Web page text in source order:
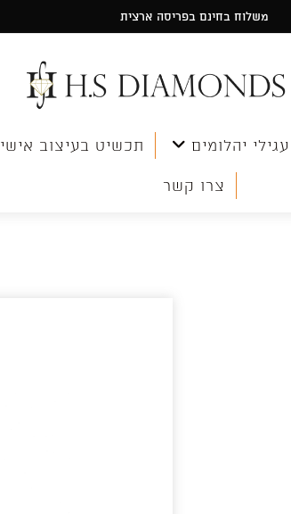
משלוח בחינם בפריסה ארצית
עגילי יהלומים תכשיט בעיצוב אישי
צרו קשר